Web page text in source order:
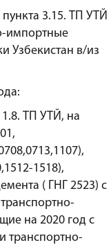
3.15. ТП УТЙ
импортные
Узбекистан в/из
ТП УТЙ, на
1518),
( ГНГ 2523) с
на 2020 год с
транспортно-